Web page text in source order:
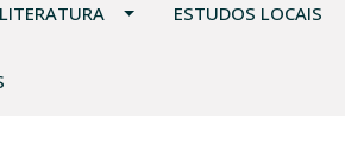
LITERATURA ESTUDOS LOCAIS